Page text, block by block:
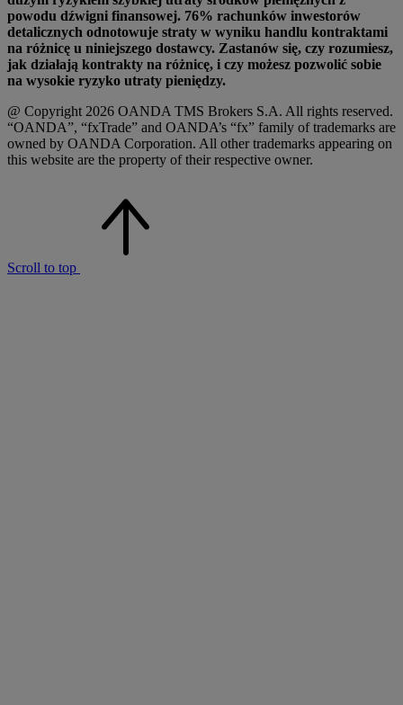
powodu dźwigni finansowej. 76% rachunków inwestorów
detalicznych odnotowuje straty w wyniku handlu kontraktami
na różnicę u niniejszego dostawcy. Zastanów się, czy rozumiesz,
jak działają kontrakty na różnicę, i czy możesz pozwolić sobie
na wysokie ryzyko utraty pieniędzy.
@ Copyright 2026 OANDA TMS Brokers S.A. All rights reserved.
“OANDA”, “fxTrade” and OANDA’s “fx” family of trademarks are
owned by OANDA Corporation. All other trademarks appearing on
this website are the property of their respective owner.
Scroll to top